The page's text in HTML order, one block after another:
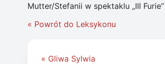
Mutter/Stefanii w spektaklu „III
« Powrót do Leksykonu
Nawigacja
« Gliwa Sylwia